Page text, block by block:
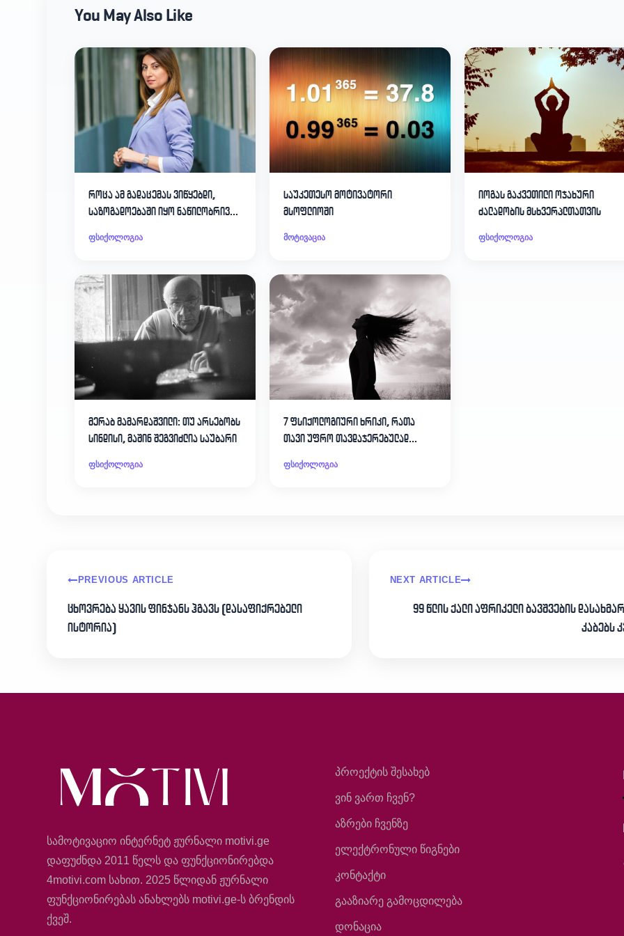
You May Also Like
როცა ამ გადაცემას ვიწყებდი,
საზოგადოებაში იყო ნაწილობრივ
ფსიქოლოგია
საუკეთესო მოტივატორი
მსოფლიოში
მოტივაცია
იოგას გაკვეთილი ოჯახური
ძალადობის მსხვერპლთათვის
ფსიქოლოგია
მერაბ მამარდაშვილი: თუ არსებობს
სინდისი, მაშინ შეგვიძლია საუბარი
ფსიქოლოგია
7 ფსიქოლოგიური ხრიკი, რათა
თავი უფრო თავდაჯერებულად
ფსიქოლოგია
PREVIOUS ARTICLE
ცხოვრება ყავის ფინჯანს ჰგავს (დასაფიქრებელი
ისტორია)
NEXT ARTICLE
99 წლის ქალი აფრიკელი ბავშვების
კაბებს
სამოტივაციო ინტერნეტ ჟურნალი motivi.ge
დაფუძნდა 2011 წელს და ფუნქციონირებდა
4motivi.com სახით. 2025 წლიდან ჟურნალი
ფუნქციონირებას ანახლებს motivi.ge-ს ბრენდის
ქვეშ.
პროექტის შესახებ
ვინ ვართ ჩვენ?
აზრები ჩვენზე
ელექტრონული წიგნები
კონტაქტი
გააზიარე გამოცდილება
დონაცია